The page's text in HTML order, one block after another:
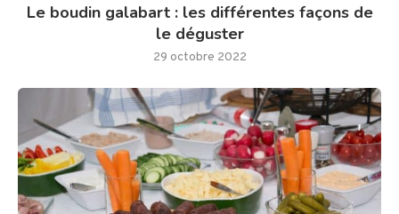
Le boudin galabart : les différentes façons de
le déguster
29 octobre 2022